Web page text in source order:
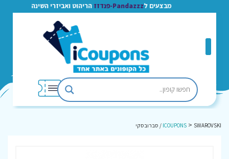
מבצעים ל Pandazzz-פנדזז הריהוט ואביזרי השינה
ICOUPONS > SWAROVSKI / סברובסקי